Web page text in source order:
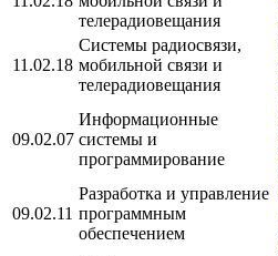
телерадиовещания
11.02.18
Системы радиосвязи,
мобильной связи и
телерадиовещания
09.02.07
Информационные
системы и
программирование
09.02.11
Разработка и управление
программным
обеспечением